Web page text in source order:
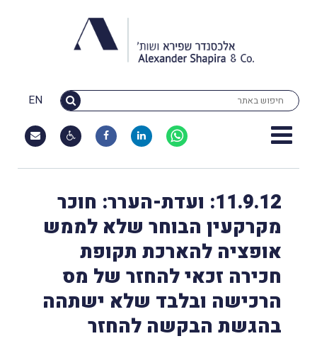
EN
11.9.12: ועדת-הערר: חוכר
מקרקעין הבוחר שלא לממש
אופציה להארכת תקופת
חכירה זכאי להחזר של מס
הרכישה ובלבד שלא ישתהה
בהגשת הבקשה להחזר